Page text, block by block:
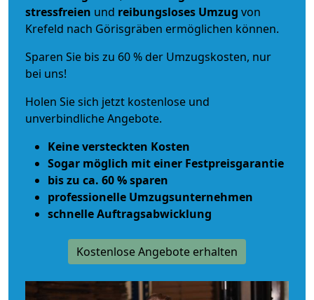
stressfreien und reibungsloses Umzug von
Krefeld nach Görisgräben ermöglichen können.
Sparen Sie bis zu 60 % der Umzugskosten, nur
bei uns!
Holen Sie sich jetzt kostenlose und
unverbindliche Angebote.
Keine versteckten Kosten
Sogar möglich mit einer Festpreisgarantie
bis zu ca. 60 % sparen
professionelle Umzugsunternehmen
schnelle Auftragsabwicklung
Kostenlose Angebote erhalten